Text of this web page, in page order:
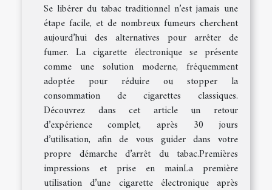
Se libérer du tabac traditionnel n’est jamais une
étape facile, et de nombreux fumeurs cherchent
aujourd’hui des alternatives pour arrêter de
fumer. La cigarette électronique se présente
comme une solution moderne, fréquemment
adoptée pour réduire ou stopper la
consommation de cigarettes classiques.
Découvrez dans cet article un retour
d’expérience complet, après 30 jours
d’utilisation, afin de vous guider dans votre
propre démarche d’arrêt du tabac.Premières
impressions et prise en mainLa première
utilisation d’une cigarette électronique après